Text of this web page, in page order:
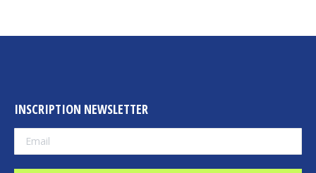
INSCRIPTION NEWSLETTER